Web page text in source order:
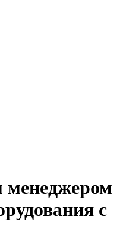
менеджером
с